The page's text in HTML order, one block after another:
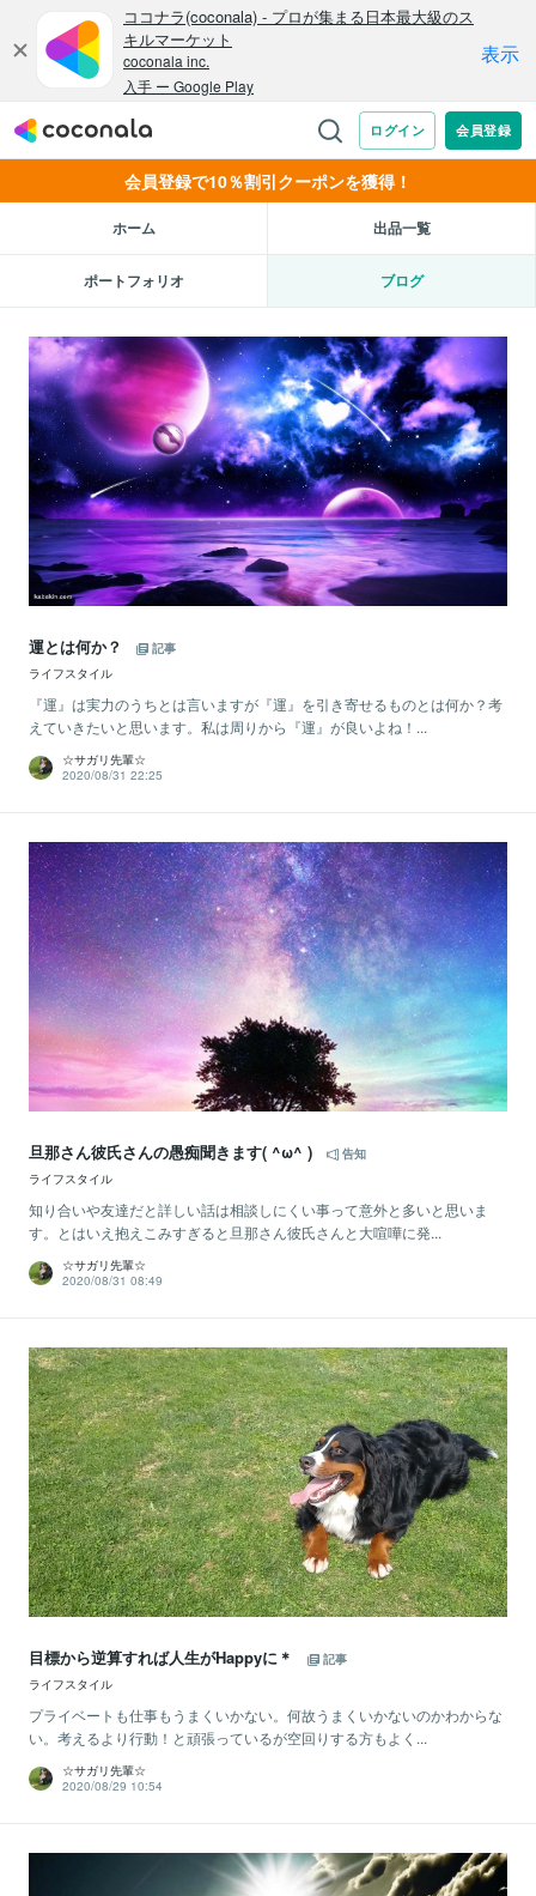
会員登録で10％割引クーポンを獲得！
ホーム 出品一覧
ポートフォリオ ブログ
運とは何か？
記事
ライフスタイル
『運』は実力のうちとは言いますが『運』を引き寄せるものとは何か？考
えていきたいと思います。私は周りから『運』が良いよね！...
☆サガリ先輩☆
2020/08/31 22:25
旦那さん彼氏さんの愚痴聞きます( ^ω^ )
告知
ライフスタイル
知り合いや友達だと詳しい話は相談しにくい事って意外と多いと思いま
す。とはいえ抱えこみすぎると旦那さん彼氏さんと大喧嘩に発...
☆サガリ先輩☆
2020/08/31 08:49
目標から逆算すれば人生がHappyに＊
記事
ライフスタイル
プライベートも仕事もうまくいかない。何故うまくいかないのかわからな
い。考えるより行動！と頑張っているが空回りする方もよく...
☆サガリ先輩☆
2020/08/29 10:54